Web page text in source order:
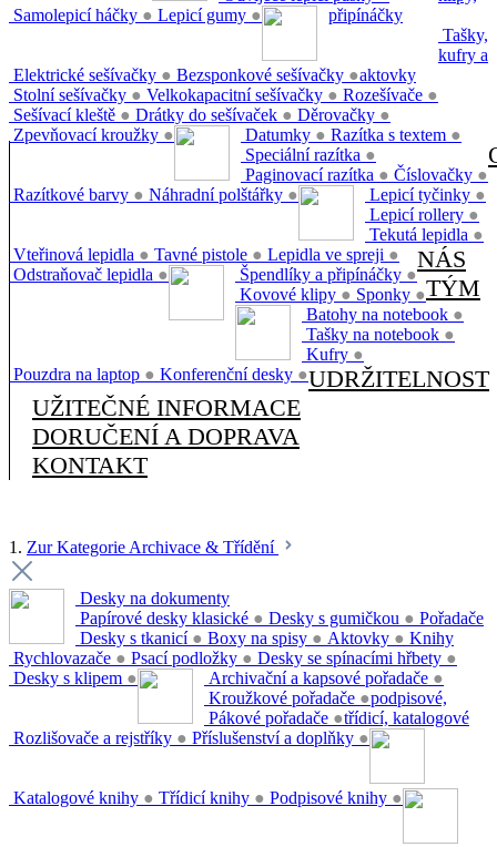
Samolepicí háčky ● Lepicí gumy ●
Elektrické sešívačky ● Bezsponkové sešívačky ●
Stolní sešívačky ● Velkokapacitní sešívačky ● Rozešívače ●
Sešívací kleště ● Drátky do sešívaček ● Děrovačky ●
Zpevňovací kroužky ● Datumky ● Razítka s textem ●
Speciální razítka ●
Paginovací razítka ● Číslovačky ●
Razítkové barvy ● Náhradní polštářky ● Lepicí tyčinky ●
Lepicí rollery ●
Tekutá lepidla ●
Vteřinová lepidla ● Tavné pistole ● Lepidla ve spreji ●
Odstraňovač lepidla ●
připínáčky
Špendlíky a připínáčky ●
Kovové klipy ● Sponky ●
Tašky,
kufry a
aktovky
Batohy na notebook ●
Tašky na notebook ●
Kufry ●
Pouzdra na laptop ● Konferenční desky ●
NÁS
TÝM
UDRŽITELNOST
UŽITEČNÉ INFORMACE
DORUČENÍ A DOPRAVA
KONTAKT
1. Zur Kategorie Archivace & Třídění
Desky na dokumenty
Papírové desky klasické ● Desky s gumičkou ●
Desky s tkanicí ● Boxy na spisy ● Aktovky ●
Rychlovazače ● Psací podložky ● Desky se spínacími hřbety ●
Desky s klipem ●
Pořadače
Archivační a kapsové pořadače ●
Kroužkové pořadače ●
Pákové pořadače ●
Rozlišovače a rejstříky ● Příslušenství a doplňky ●
Knihy
podpisové,
třídicí, katalogové
Katalogové knihy ● Třídicí knihy ● Podpisové knihy ●